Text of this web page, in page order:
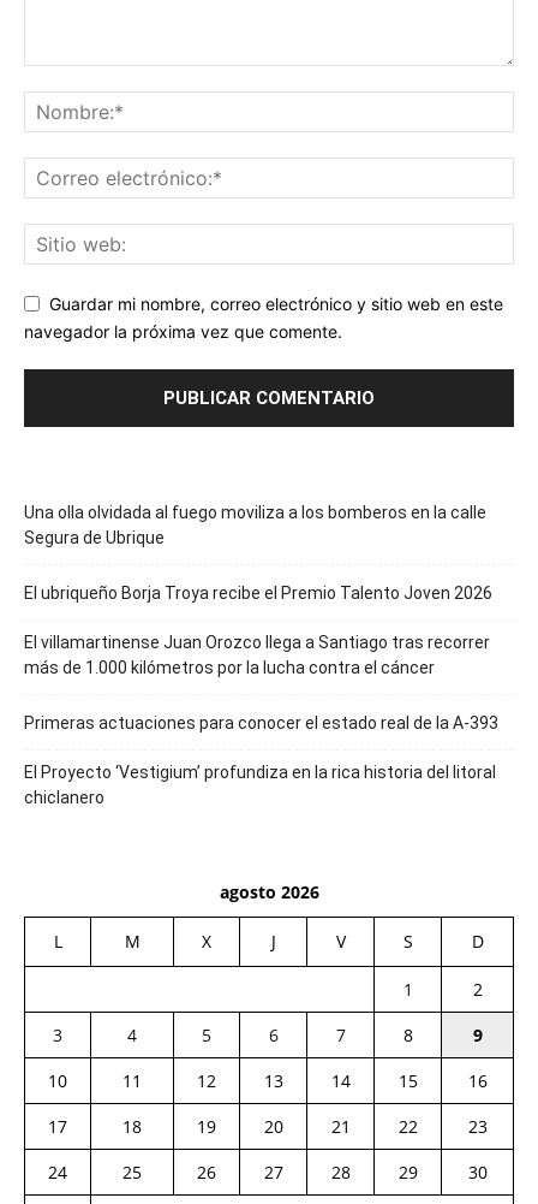
Guardar mi nombre, correo electrónico y sitio web en este
navegador la próxima vez que comente.
Una olla olvidada al fuego moviliza a los bomberos en la calle
Segura de Ubrique
El ubriqueño Borja Troya recibe el Premio Talento Joven 2026
El villamartinense Juan Orozco llega a Santiago tras recorrer
más de 1.000 kilómetros por la lucha contra el cáncer
Primeras actuaciones para conocer el estado real de la A-393
El Proyecto ‘Vestigium’ profundiza en la rica historia del litoral
chiclanero
agosto 2026
L M X J V S D
1
2
3
4 5 6 7 8
9
10
11 12 13 14 15
16
17
18 19 20 21 22
23
24
25 26 27 28 29
30